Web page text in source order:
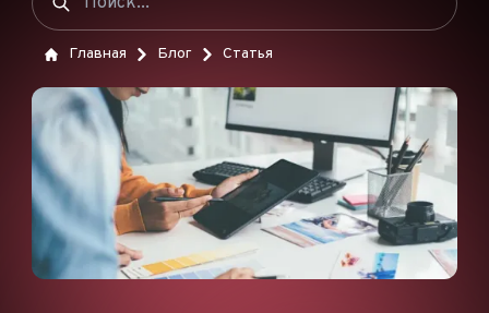
НАТИВНАЯ РЕКЛАМА
ПОП-ОБЪЯВЛЕНИЯ
PUSH-ОБЪЯВЛЕНИЯ
РЕКЛАМА В TIKTOK
ФУНКЦИИ
ОБЪЯВЛЕНИЯ
Главная Блог Статья